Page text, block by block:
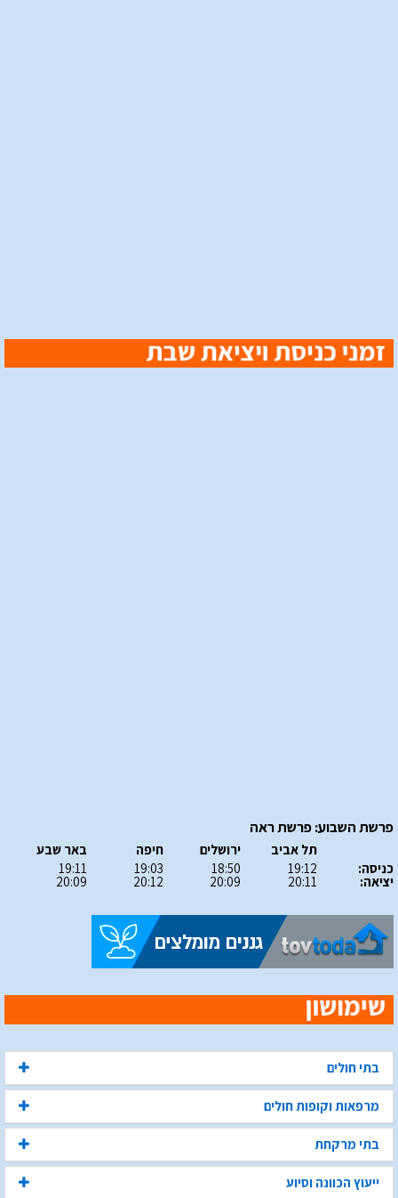
פרשת השבוע: פרשת ראה
כניסה:
יציאה:
תל אביב
19:12
20:11
ירושלים
18:50
20:09
חיפה
19:03
20:12
באר שבע
19:11
20:09
בתי חולים
מרפאות וקופות חולים
בתי מרקחת
ייעוץ הכוונה וסיוע